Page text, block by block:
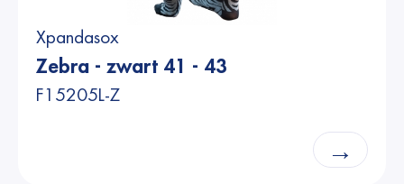
Xpandasox
Zebra - zwart 41 - 43
F15205L-Z
→